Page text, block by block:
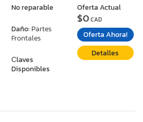
No reparable
Daño: Partes
Frontales
Сlaves
Disponibles
Oferta Actual
$0CAD
Oferta Ahora!
Detalles